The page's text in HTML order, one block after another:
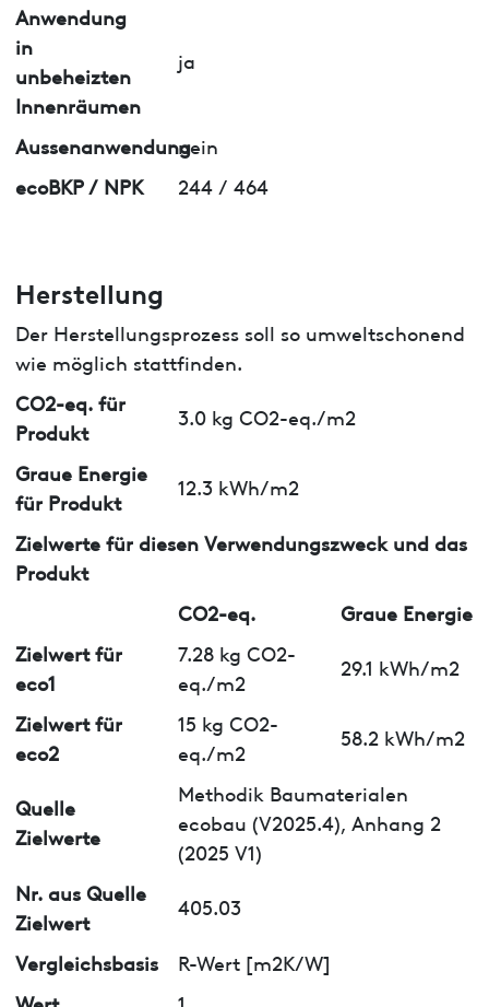
Anwendung
in
unbeheizten
Innenräumen
ja
Aussenanwendungnein
ecoBKP / NPK
244 / 464
Herstellung
Der Herstellungsprozess soll so umweltschonend
wie möglich stattfinden.
CO2-eq. für
Produkt
3.0 kg CO2-eq./m2
Graue Energie
für Produkt
12.3 kWh/m2
Zielwerte für diesen Verwendungszweck und das
Produkt
CO2-eq.
Graue Energie
Zielwert für
eco1
7.28 kg CO2-
eq./m2
29.1 kWh/m2
Zielwert für
eco2
15 kg CO2-
eq./m2
58.2 kWh/m2
Quelle
Zielwerte
Methodik Baumaterialen
ecobau (V2025.4), Anhang 2
(2025 V1)
Nr. aus Quelle
Zielwert
405.03
Vergleichsbasis
R-Wert [m2K/W]